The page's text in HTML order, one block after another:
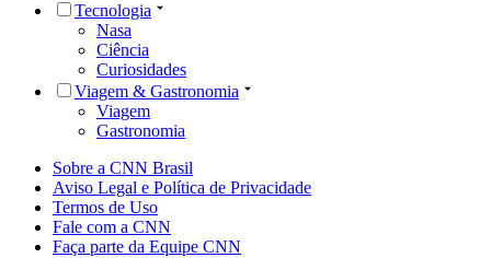
Tecnologia
Nasa
Ciência
Curiosidades
Viagem & Gastronomia
Viagem
Gastronomia
Sobre a CNN Brasil
Aviso Legal e Política de Privacidade
Termos de Uso
Fale com a CNN
Faça parte da Equipe CNN